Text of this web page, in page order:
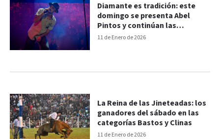
11 de Enero de 2026
Diamante es tradición: este
domingo se presenta Abel
Pintos y continúan las
jineteadas
11 de Enero de 2026
La Reina de las Jineteadas: los
ganadores del sábado en las
categorías Bastos y Clinas